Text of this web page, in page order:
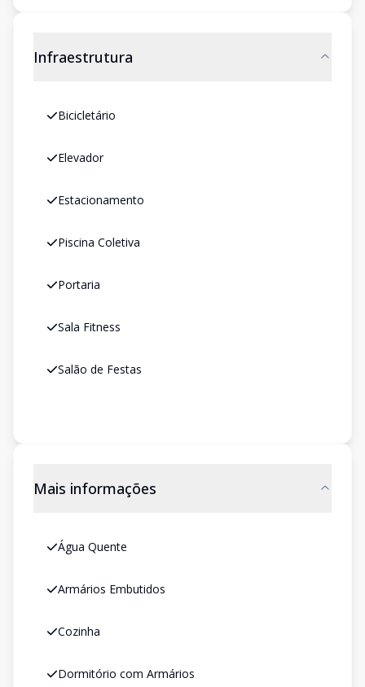
Infraestrutura
Bicicletário
Elevador
Estacionamento
Piscina Coletiva
Portaria
Sala Fitness
Salão de Festas
Mais informações
Água Quente
Armários Embutidos
Cozinha
Dormitório com Armários